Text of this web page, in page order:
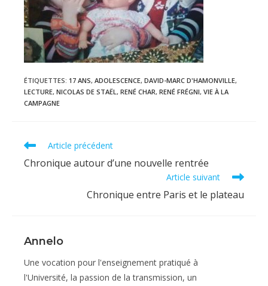
ÉTIQUETTES: 17 ANS, ADOLESCENCE, DAVID-MARC D'HAMONVILLE,
LECTURE, NICOLAS DE STAËL, RENÉ CHAR, RENÉ FRÉGNI, VIE À LA
CAMPAGNE
Read
articles
Article précédent
Chronique autour d’une nouvelle rentrée
Article suivant
Chronique entre Paris et le plateau
Annelo
Une vocation pour l'enseignement pratiqué à
l'Université, la passion de la transmission, un